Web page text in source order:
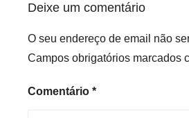
Deixe um comentário
O seu endereço de email não
Campos obrigatórios marcados
Comentário *